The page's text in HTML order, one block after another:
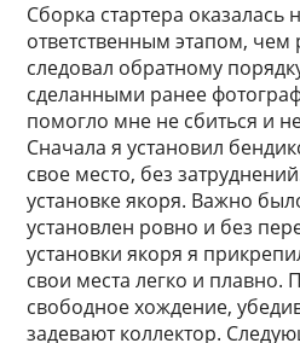
Сборка стартера оказалась
ответственным этапом, чем
следовал обратному
сделанными ранее
помогло мне не сбиться и
Сначала я установил
свое место, без
установке якоря. Важно
установлен ровно и без
установки якоря я
свои места легко и плавно.
свободное хождение,
задевают коллектор.